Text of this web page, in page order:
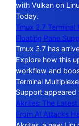
with Vulkan on
Today.
Tmux 3.7 Terminal
Floating Pane
Tmux 3.7 has
Explore how this
workflow and
Terminal
Support appeared
Akrites: The
From AI Attacks